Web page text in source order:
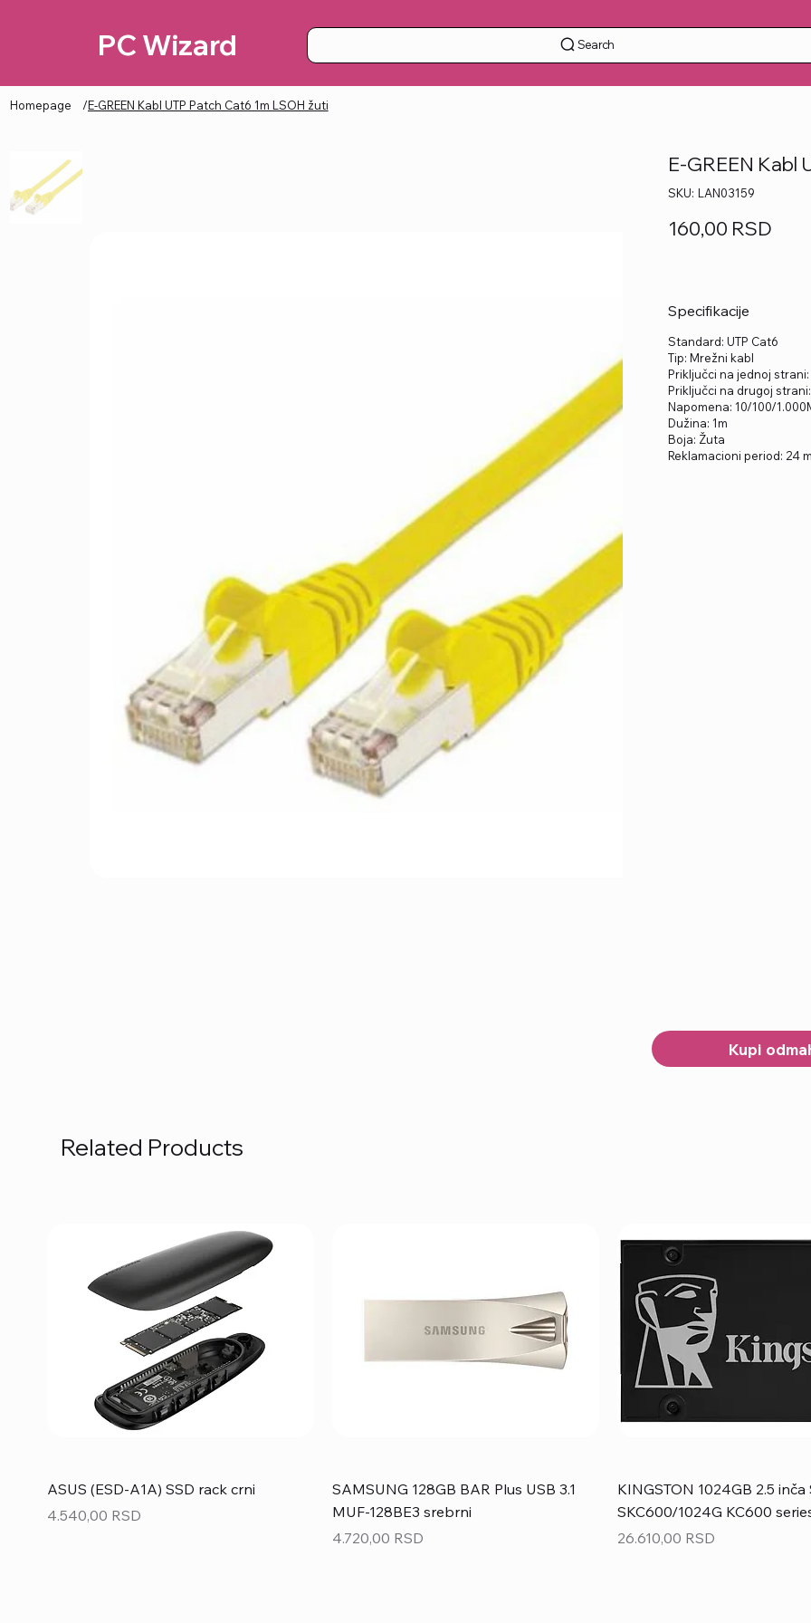
PC Wizard Search
Homepage /E-GREEN Kabl UTP Patch Cat6 1m LSOH žuti
E-GREEN Kabl
SKU: SKU
LAN03159
LAN03159
160,00 RSD
Specifikacije
Standard: UTP Cat6
Tip: Mrežni kabl
Priključci na jednoj strani:
Priključci na drugoj
Napomena: 10/100/
Dužina: 1m
Boja: Žuta
Reklamacioni period: 24
Kupi
Related Products
ASUS (ESD-A1A) SSD rack crni
Price
4.540,00 RSD
SAMSUNG 128GB BAR Plus USB 3.1
MUF-128BE3 srebrni
Price
4.720,00 RSD
KINGSTON 1024GB 2.5 inča
SKC600/1024G KC600
Price
26.610,00 RSD